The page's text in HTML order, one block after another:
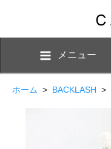
メニュー
ホーム > BACKLASH >